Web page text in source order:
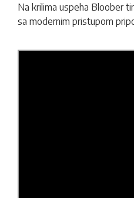
Na krilima uspeha Bloober
sa modernim pristupom